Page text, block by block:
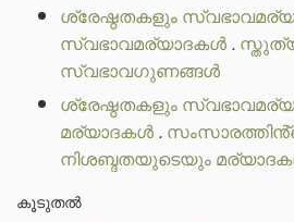
ശ്രേഷ്ഠതകളും
സ്വഭാവമര്യാദകൾ.
സ്വഭാവഗുണങ്ങൾ
ശ്രേഷ്ഠതകളും
മര്യാദകൾ.
നിശബ്ദതയുടെയും
കൂടുതൽ